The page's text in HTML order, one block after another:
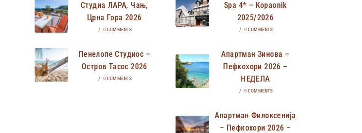
Студиа ЛАРА, Чањ,
Црна Гора 2026
/ 0 COMMENTS
Пенелопе Студиос –
Остров Тасос 2026
/ 0 COMMENTS
Spa 4* – Kopaonik
2025/2026
/ 0 COMMENTS
Апартман Зинова –
Пефкохори 2026 –
НЕДЕЛА
/ 0 COMMENTS
Апартман Филоксенија
– Пефкохори 2026 –